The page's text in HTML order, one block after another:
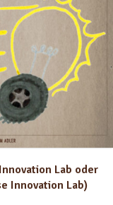
Lab oder
Innovation Lab)